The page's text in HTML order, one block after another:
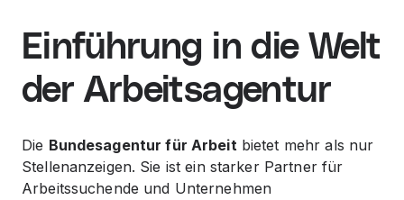
Einführung in die Welt
der Arbeitsagentur
Die Bundesagentur für Arbeitbietet mehr als nur
Stellenanzeigen. Sie ist ein starker Partner für
Arbeitssuchende und Unternehmen